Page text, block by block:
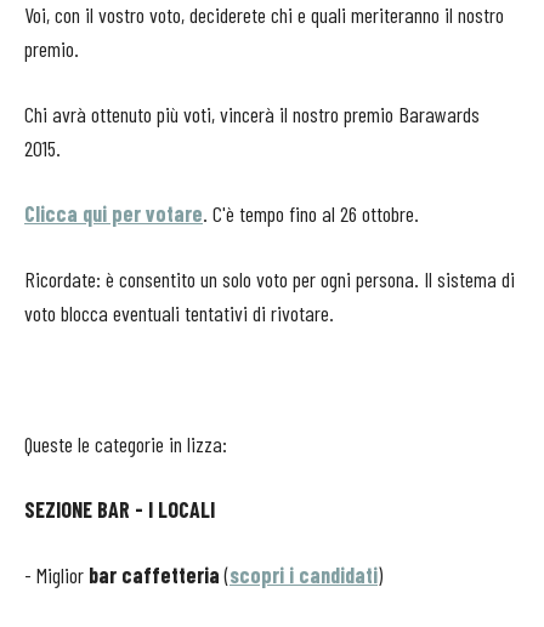
Voi, con il vostro voto, deciderete chi e quali meriteranno il nostro
premio.
Chi avrà ottenuto più voti, vincerà il nostro premio Barawards
2015.
Clicca qui per votare. C'è tempo fino al 26 ottobre.
Ricordate: è consentito un solo voto per ogni persona. Il sistema di
voto blocca eventuali tentativi di rivotare.
Queste le categorie in lizza:
SEZIONE BAR - I LOCALI
- Miglior bar caffetteria(scopri i candidati)